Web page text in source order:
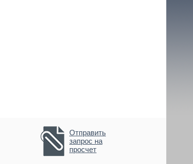
Отправить
запрос на
просчет